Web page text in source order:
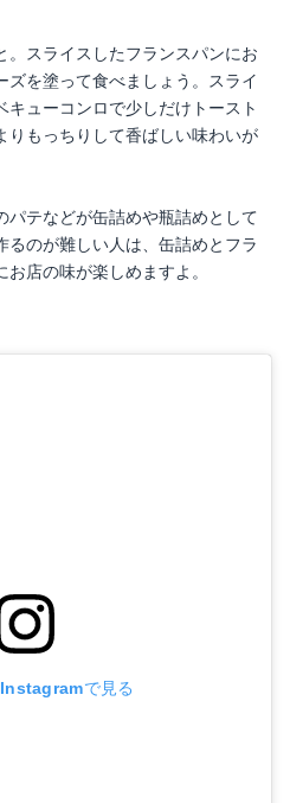
。スライスしたフランスパンにお
を塗って食べましょう。スライ
キューコンロで少しだけトースト
りもっちりして香ばしい味わいが
パテなどが缶詰めや瓶詰めとして
るのが難しい人は、缶詰めとフラ
店の味が楽しめますよ。
で見る